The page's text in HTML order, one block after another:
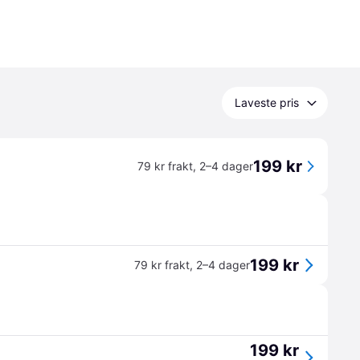
Laveste pris
79 kr frakt, 2–4 dager199 kr
79 kr frakt, 2–4 dager199 kr
199 kr